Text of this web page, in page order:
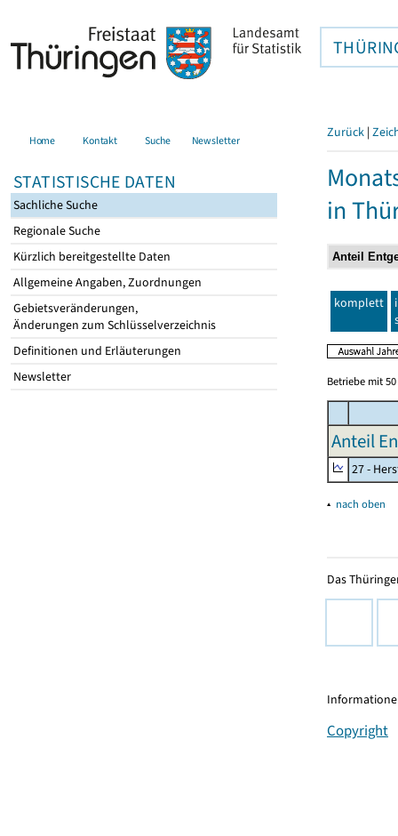
Home Kontakt Suche Newsletter
STATISTISCHE DATEN
Sachliche Suche
Regionale Suche
Kürzlich bereitgestellte Daten
Allgemeine Angaben, Zuordnungen
Gebietsveränderungen,
Änderungen zum Schlüsselverzeichnis
Definitionen und Erläuterungen
Newsletter
Zurück |
in
komplett
Betriebe mit
Anteil
27 -
▴ nach oben
Das
Copyright